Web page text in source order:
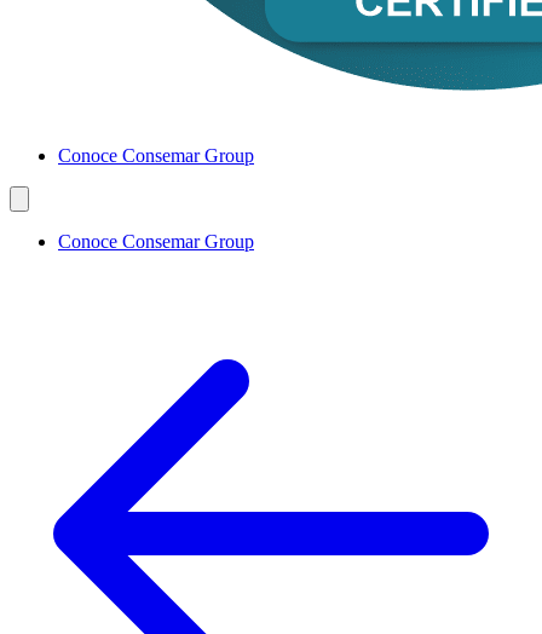
Conoce Consemar Group
Conoce Consemar Group